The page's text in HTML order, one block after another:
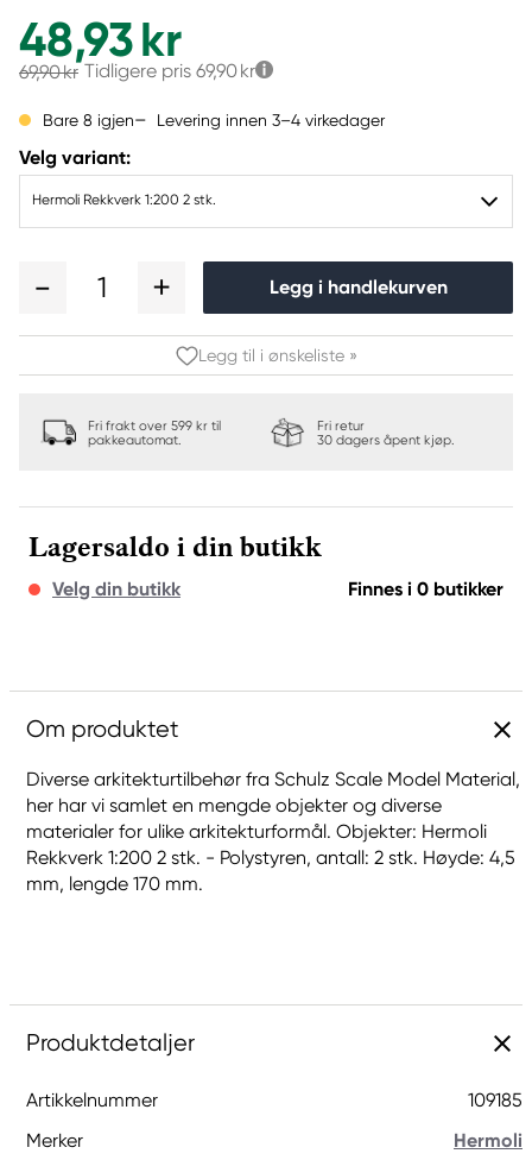
48,93 kr
69,90 kr Tidligere pris 69,90 kr
Bare 8 igjen Levering innen 3–4 virkedager
Velg variant:
Hermoli Rekkverk 1:200 2 stk.
1 Legg i handlekurven
Legg til i ønskeliste »
Fri frakt over 599 kr til
pakkeautomat.
Fri retur
30 dagers åpent kjøp.
Lagersaldo i din butikk
Velg din butikk Finnes i 0 butikker
Om produktet
Diverse arkitekturtilbehør fra Schulz Scale Model Material,
her har vi samlet en mengde objekter og diverse
materialer for ulike arkitekturformål. Objekter: Hermoli
Rekkverk 1:200 2 stk. - Polystyren, antall: 2 stk. Høyde: 4,5
mm, lengde 170 mm.
Produktdetaljer
Artikkelnummer
109185
Merker
Hermoli